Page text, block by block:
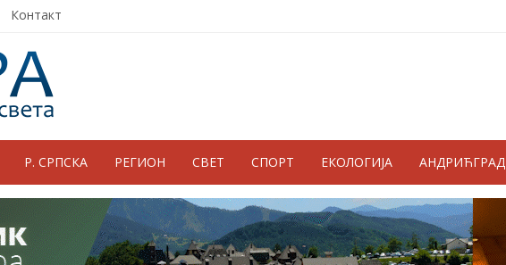
Контакт
Р. СРПСКА РЕГИОН СВЕТ СПОРТ ЕКОЛОГИЈА АНДРИЋГРАД